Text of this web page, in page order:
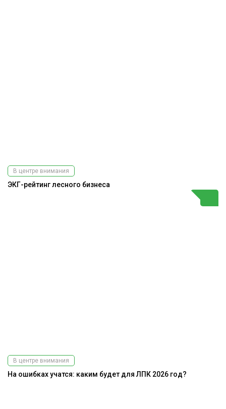
В центре внимания
ЭКГ-рейтинг лесного бизнеса
В центре внимания
На ошибках учатся: каким будет для ЛПК 2026 год?